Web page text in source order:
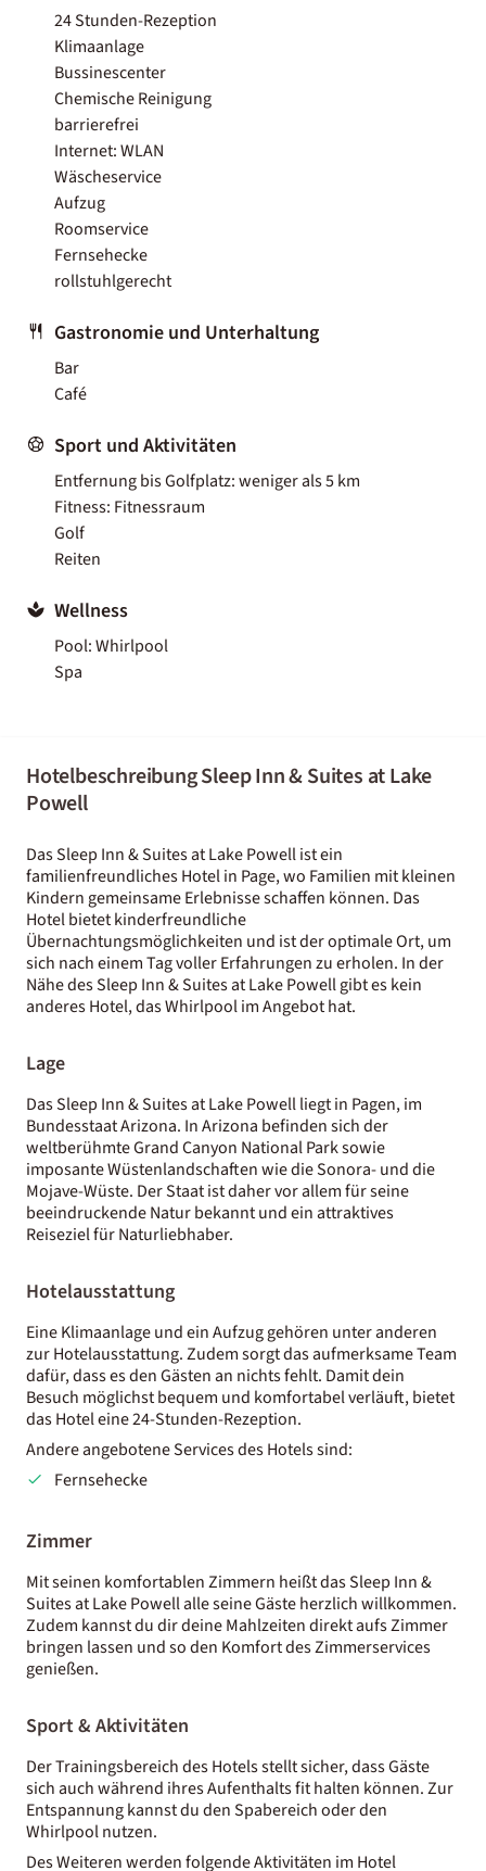
24 Stunden-Rezeption
Klimaanlage
Bussinescenter
Chemische Reinigung
barrierefrei
Internet: WLAN
Wäscheservice
Aufzug
Roomservice
Fernsehecke
rollstuhlgerecht
Gastronomie und Unterhaltung
Bar
Café
Sport und Aktivitäten
Entfernung bis Golfplatz: weniger als 5 km
Fitness: Fitnessraum
Golf
Reiten
Wellness
Pool: Whirlpool
Spa
Hotelbeschreibung Sleep Inn & Suites at Lake
Powell
Das Sleep Inn & Suites at Lake Powell ist ein
familienfreundliches Hotel in Page, wo Familien mit kleinen
Kindern gemeinsame Erlebnisse schaffen können. Das
Hotel bietet kinderfreundliche
Übernachtungsmöglichkeiten und ist der optimale Ort, um
sich nach einem Tag voller Erfahrungen zu erholen. In der
Nähe des Sleep Inn & Suites at Lake Powell gibt es kein
anderes Hotel, das Whirlpool im Angebot hat.
Lage
Das Sleep Inn & Suites at Lake Powell liegt in Pagen, im
Bundesstaat Arizona. In Arizona befinden sich der
weltberühmte Grand Canyon National Park sowie
imposante Wüstenlandschaften wie die Sonora- und die
Mojave-Wüste. Der Staat ist daher vor allem für seine
beeindruckende Natur bekannt und ein attraktives
Reiseziel für Naturliebhaber.
Hotelausstattung
Eine Klimaanlage und ein Aufzug gehören unter anderen
zur Hotelausstattung. Zudem sorgt das aufmerksame Team
dafür, dass es den Gästen an nichts fehlt. Damit dein
Besuch möglichst bequem und komfortabel verläuft, bietet
das Hotel eine 24-Stunden-Rezeption.
Andere angebotene Services des Hotels sind:
Fernsehecke
Zimmer
Mit seinen komfortablen Zimmern heißt das Sleep Inn &
Suites at Lake Powell alle seine Gäste herzlich willkommen.
Zudem kannst du dir deine Mahlzeiten direkt aufs Zimmer
bringen lassen und so den Komfort des Zimmerservices
genießen.
Sport & Aktivitäten
Der Trainingsbereich des Hotels stellt sicher, dass Gäste
sich auch während ihres Aufenthalts fit halten können. Zur
Entspannung kannst du den Spabereich oder den
Whirlpool nutzen.
Des Weiteren werden folgende Aktivitäten im Hotel